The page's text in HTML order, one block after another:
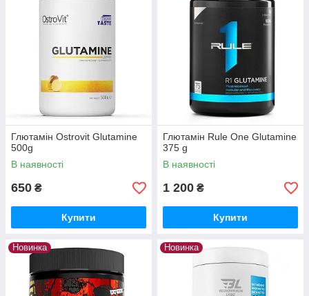
Глютамін Ostrovit Glutamine
500g
В наявності
650 ₴
Купити
Глютамін Rule One Glutamine
375 g
В наявності
1 200 ₴
Купити
Новинка Новинка